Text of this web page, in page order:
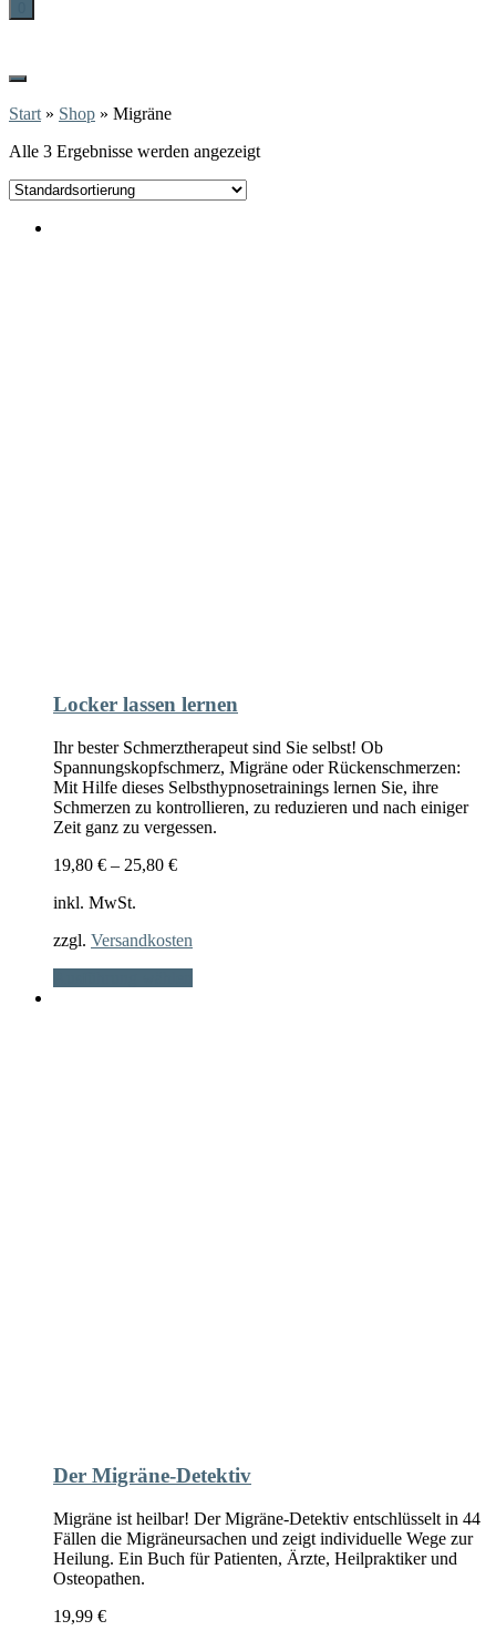
Start » Shop » Migräne
Alle 3 Ergebnisse werden angezeigt
Locker lassen lernen
Ihr bester Schmerztherapeut sind Sie selbst! Ob
Spannungskopfschmerz, Migräne oder Rückenschmerzen:
Mit Hilfe dieses Selbsthypnosetrainings lernen Sie, ihre
Schmerzen zu kontrollieren, zu reduzieren und nach einiger
Zeit ganz zu vergessen.
19,80 € – 25,80 €
inkl. MwSt.
zzgl. Versandkosten
Der Migräne-Detektiv
Migräne ist heilbar! Der Migräne-Detektiv entschlüsselt in 44
Fällen die Migräneursachen und zeigt individuelle Wege zur
Heilung. Ein Buch für Patienten, Ärzte, Heilpraktiker und
Osteopathen.
19,99 €